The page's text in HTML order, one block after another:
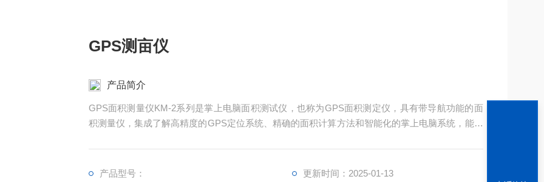
GPS测亩仪
产品简介
GPS面积测量仪KM-2系列是掌上电脑面积测试仪，也称为GPS面积测定仪，具有带导航功能的面
积测量仪，集成了解高精度的GPS定位系统、精确的面积计算方法和智能化的掌上电脑系统，能实
产品型号： 更新时间：2025-01-13